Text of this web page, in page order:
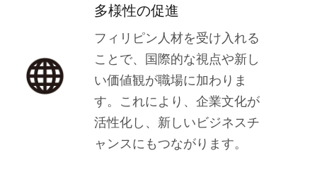
多様性の促進
フィリピン人材を受け入れる
ことで、国際的な視点や新し
い価値観が職場に加わりま
す。これにより、企業文化が
活性化し、新しいビジネスチ
ャンスにもつながります。